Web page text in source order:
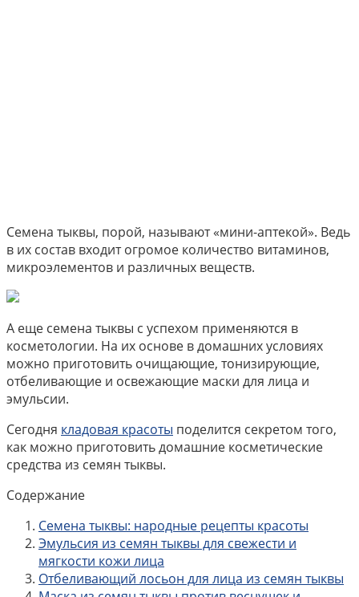
Семена тыквы, порой, называют «мини-аптекой». Ведь
в их состав входит огромое количество витаминов,
микроэлементов и различных веществ.
А еще семена тыквы с успехом применяются в
косметологии. На их основе в домашних условиях
можно приготовить очищающие, тонизирующие,
отбеливающие и освежающие маски для лица и
эмульсии.
Сегодня кладовая красоты поделится секретом того,
как можно приготовить домашние косметические
средства из семян тыквы.
Содержание
Семена тыквы: народные рецепты красоты
Эмульсия из семян тыквы для свежести и
мягкости кожи лица
Отбеливающий лосьон для лица из семян тыквы